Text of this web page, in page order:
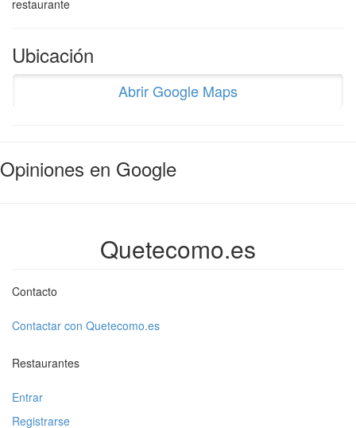
restaurante
Ubicación
Abrir Google Maps
Opiniones en Google
Quetecomo.es
Contacto
Contactar con Quetecomo.es
Restaurantes
Entrar
Registrarse